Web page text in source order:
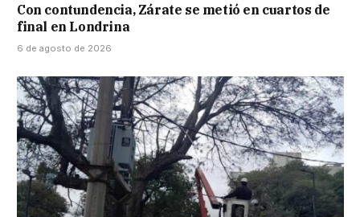
Con contundencia, Zárate se metió en cuartos de
final en Londrina
6 de agosto de 2026